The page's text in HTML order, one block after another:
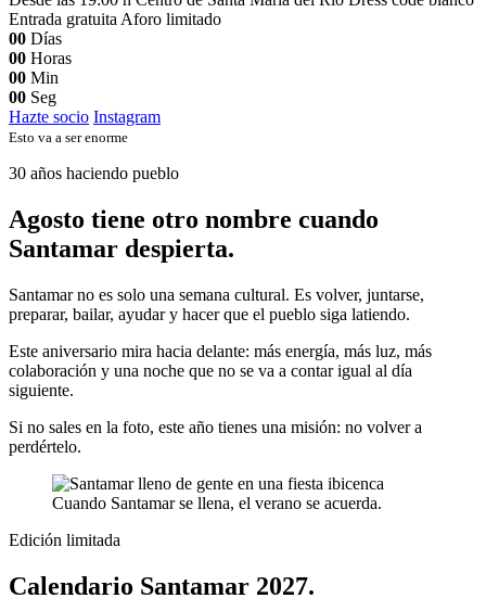
Entrada gratuita Aforo limitado
00 Días
00 Horas
00 Min
00 Seg
Hazte socio Instagram
Esto va a ser enorme
30 años haciendo pueblo
Agosto tiene otro nombre cuando
Santamar despierta.
Santamar no es solo una semana cultural. Es volver, juntarse,
preparar, bailar, ayudar y hacer que el pueblo siga latiendo.
Este aniversario mira hacia delante: más energía, más luz, más
colaboración y una noche que no se va a contar igual al día
siguiente.
Si no sales en la foto, este año tienes una misión: no volver a
perdértelo.
Cuando Santamar se llena, el verano se acuerda.
Edición limitada
Calendario Santamar 2027.